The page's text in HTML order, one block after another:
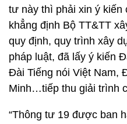
tư này thì phải xin ý kiến
khẳng định Bộ TT&TT
quy định, quy trình xây
pháp luật, đã lấy ý kiến
Đài Tiếng nói Việt Nam,
Minh…tiếp thu giải trình
“Thông tư 19 được ban